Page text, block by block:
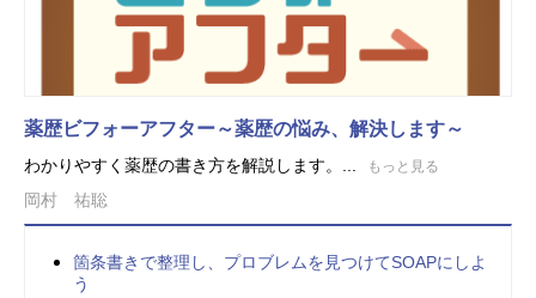
薬歴ビフォーアフター～薬歴の悩み、解決します～
わかりやすく薬歴の書き方を解説します。... もっと見る
岡村 祐聡
箇条書きで整理し、プロブレムを見つけてSOAPにしよ
う